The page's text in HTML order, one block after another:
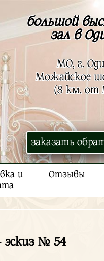
большой
зал в
МО, г.
Можайское
(8 км.
заказать
и
Отзывы
эскиз № 54